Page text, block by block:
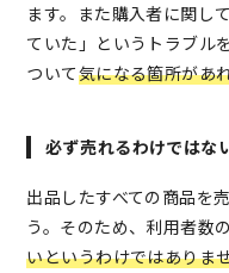
ます。また購入者に関し
ていた」というトラブル
ついて気になる箇所があ
必ず売れるわけではな
出品したすべての商品を
う。そのため、利用者数
いというわけではありま